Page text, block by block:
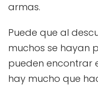
armas.
Puede que al
muchos se hayan
pueden encontrar
hay mucho que